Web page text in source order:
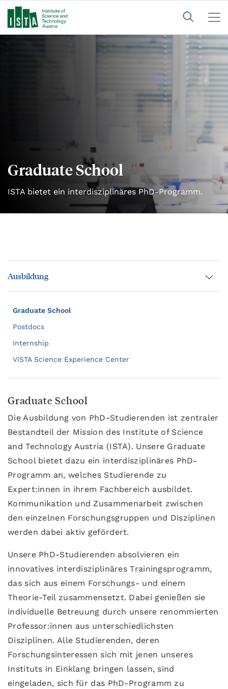
Graduate School
ISTA bietet ein interdisziplinäres PhD-Programm.
Ausbildung
Graduate School
Postdocs
Internship
VISTA Science Experience Center
Graduate School
Die Ausbildung von PhD-Studierenden ist zentraler
Bestandteil der Mission des Institute of Science
and Technology Austria (ISTA). Unsere Graduate
School bietet dazu ein interdisziplinäres PhD-
Programm an, welches Studierende zu
Expert:innen in ihrem Fachbereich ausbildet.
Kommunikation und Zusammenarbeit zwischen
den einzelnen Forschungsgruppen und Disziplinen
werden dabei aktiv gefördert.
Unsere PhD-Studierenden absolvieren ein
innovatives interdisziplinäres Trainingsprogramm,
das sich aus einem Forschungs- und einem
Theorie-Teil zusammensetzt. Dabei genießen sie
individuelle Betreuung durch unsere renommierten
Professor:innen aus unterschiedlichsten
Disziplinen. Alle Studierenden, deren
Forschungsinteressen sich mit jenen unseres
Instituts in Einklang bringen lassen, sind
eingeladen, sich für das PhD-Programm zu